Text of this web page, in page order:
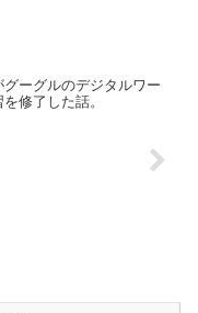
ーグルのデジタルワー
修了した話。